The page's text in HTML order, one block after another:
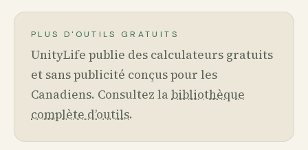
PLUS D'OUTILS GRATUITS
UnityLife publie des calculateurs gratuits
et sans publicité conçus pour les
Canadiens. Consultez la bibliothèque
complète d’outils.